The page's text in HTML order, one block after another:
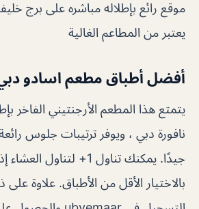
موقع رائع بإطلاله مباشره على برج
يعتبر من المطاعم الغالية
أفضل أطباق مطعم اسادو
يتمتع هذا المطعم الأرجنتيني الفاخر
نافورة دبي ، ويوفر ترتيبات جلوس
جيدًا. يمكنك تناول 1+
بالاختيار الأقل من الأطباق. علاوة